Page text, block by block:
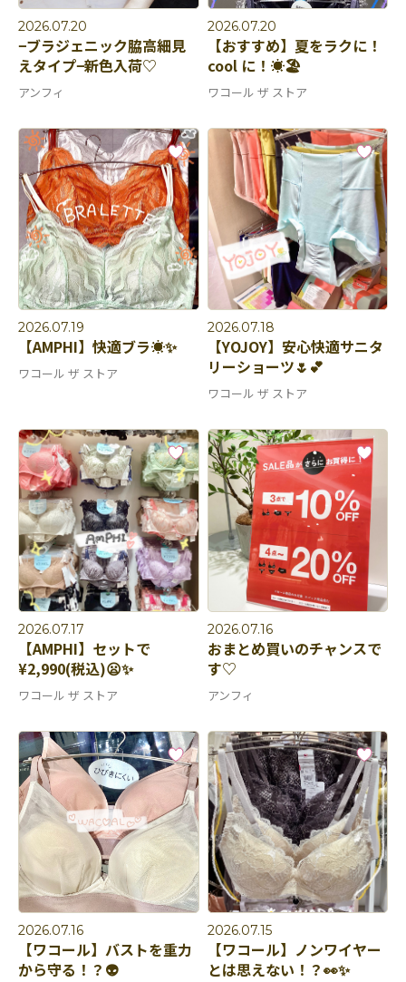
2026.07.20
−ブラジェニック脇高細見
えタイプ−新色入荷♡
アンフィ
2026.07.20
【おすすめ】夏をラクに！
cool に！☀️🏖️
ワコール ザ ストア
2026.07.19
【AMPHI】快適ブラ☀️✨
ワコール ザ ストア
2026.07.18
【YOJOY】安心快適サニタ
リーショーツ🌷💕
ワコール ザ ストア
2026.07.17
【AMPHI】セットで
¥2,990(税込)😦✨
ワコール ザ ストア
2026.07.16
おまとめ買いのチャンスで
す♡
アンフィ
2026.07.16
【ワコール】バストを重力
から守る！？👽
2026.07.15
【ワコール】ノンワイヤー
とは思えない！？👀✨